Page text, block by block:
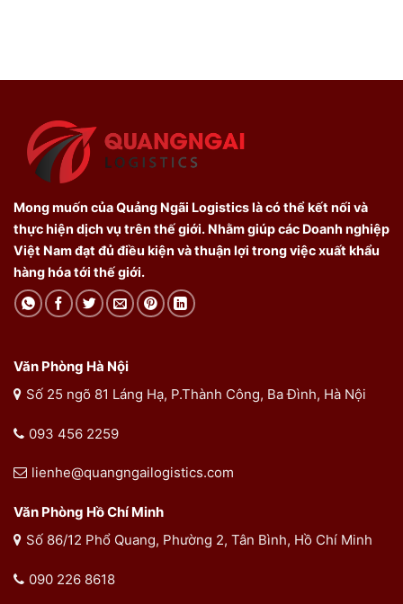
Mong muốn của Quảng Ngãi Logistics là có thể kết nối và
thực hiện dịch vụ trên thế giới. Nhằm giúp các Doanh nghiệp
Việt Nam đạt đủ điều kiện và thuận lợi trong việc xuất khẩu
hàng hóa tới thế giới.
Văn Phòng Hà Nội
Số 25 ngõ 81 Láng Hạ, P.Thành Công, Ba Đình, Hà Nội
093 456 2259
lienhe@quangngailogistics.com
Văn Phòng Hồ Chí Minh
Số 86/12 Phổ Quang, Phường 2, Tân Bình, Hồ Chí Minh
090 226 8618